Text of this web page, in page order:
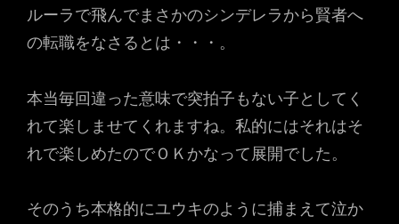
ルーラで飛んでまさかのシンデレラから賢者へ
の転職をなさるとは・・・。
本当毎回違った意味で突拍子もない子としてく
れて楽しませてくれますね。私的にはそれはそ
れで楽しめたのでＯＫかなって展開でした。
そのうち本格的にユウキのように捕まえて泣か